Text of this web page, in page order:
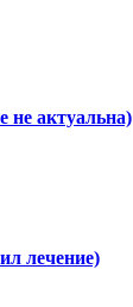
не актуальна)
лечение)